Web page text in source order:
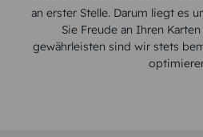
an erster Stelle. Darum liegt es
Sie Freude an Ihren
gewährleisten sind wir stets